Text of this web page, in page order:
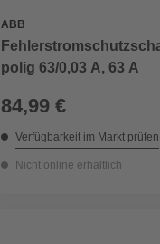
ABB
polig 63/0,03 A, 63 A
84,99 €
Verfügbarkeit im Markt prüfen
Nicht online erhältlich